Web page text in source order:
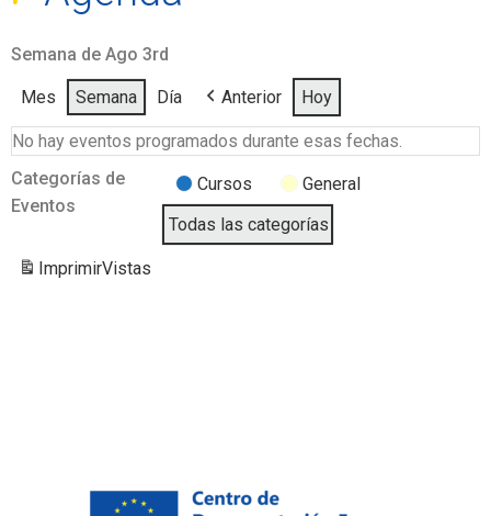
Semana de Ago 3rd
Mes Semana Día Anterior Hoy
No hay eventos programados durante esas fechas.
Categorías de
Eventos
Cursos
General
Todas las categorías
ImprimirVistas